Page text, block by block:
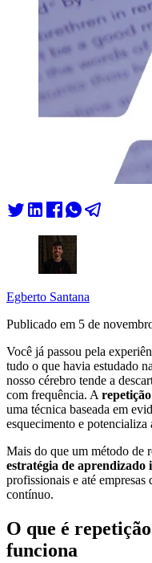
Egberto Santana
Publicado em 5 de
Você já passou pela
tudo o que havia estudado
nosso cérebro tende a
com frequência. A
uma técnica baseada em
esquecimento e
Mais do que um método de
estratégia de aprendizado
profissionais e até
contínuo.
O que é
funciona